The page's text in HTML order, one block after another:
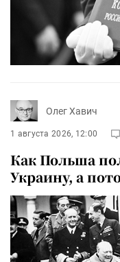
Олег Хавич
1 августа 2026, 12:00
Как Польша
Украину, а